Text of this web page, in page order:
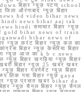
बिहार न्यूज़ पटना school
औरंगाबाद न्यूज़ बिहार
hd video bihar news
news bihar aaj tak
hindi समाचार बिहार न्यूज़
gold bihar news of train
bihar news of
न्यूज़ करंट बिहार न्यूज़ कल का
बिहार न्यूज़ केसरिया बिहार
का न्यूज़ आज का k b c news
बिहार खगड़िया न्यूज़ बिहार
बिहार न्यूज़ 25 खबर खबर
न्यूज़ बिहार गवर्नमेंट न्यूज़ बिहार
लिंक गया बिहार न्यूज़ gaya
न्यूज़ प्रभात खबर bihar da
न्यूज़ चैनल बिहार न्यूज़ चैनल